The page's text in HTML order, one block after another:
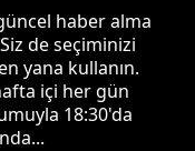
haber alma
de seçiminizi
yana kullanın.
içi her gün
18:30'da